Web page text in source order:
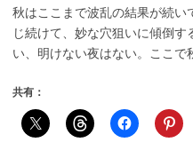
秋はここまで波乱の結果が続
じ続けて、妙な穴狙いに傾倒
い、明けない夜はない。ここ
共有：